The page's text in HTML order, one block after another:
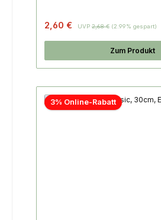
2,60 € UVP 2,68 € (2.99% gespart)
Zum Produkt
3% Online-Rabatt